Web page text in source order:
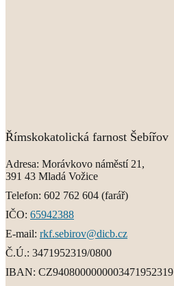
Římskokatolická farnost Šebířov
Adresa: Morávkovo náměstí 21,
391 43 Mladá Vožice
Telefon: 602 762 604 (farář)
IČO: 65942388
E-mail: rkf.sebirov@dicb.cz
Č.Ú.: 3471952319/0800
IBAN: CZ9408000000003471952319